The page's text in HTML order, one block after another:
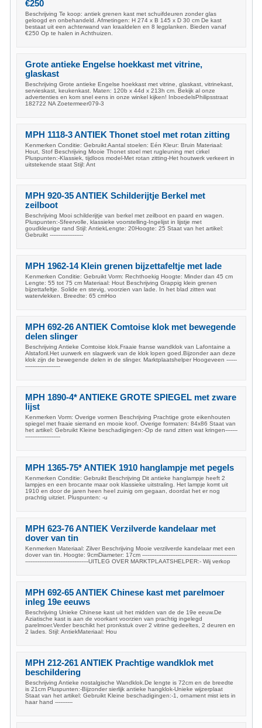
€250
Beschrijving Te koop: antiek grenen kast met schuifdeuren zonder glas
geloogd en onbehandeld. Afmetingen: H 274 x B 145 x D 30 cm De kast
bestaat uit een achterwand van kraaldelen en 8 legplanken. Bieden vanaf
€250 Op te halen in Achthuizen.
Grote antieke Engelse hoekkast met vitrine,
glaskast
Beschrijving Grote antieke Engelse hoekkast met vitrine, glaskast, vitrinekast,
servieskast, keukenkast. Maten: 120b x 44d x 213h cm. Bekijk al onze
advertenties en kom snel eens in onze winkel kijken! InboedelsPhilipsstraat
182722 NA Zoetermeer079-3
MPH 1118-3 ANTIEK Thonet stoel met rotan zitting
Kenmerken Conditie: Gebruikt Aantal stoelen: Eén Kleur: Bruin Materiaal:
Hout, Stof Beschrijving Mooie Thonet stoel met rugleuning met cirkel
Pluspunten:-Klassiek, tijdloos model-Met rotan zitting-Het houtwerk verkeert in
uitstekende staat Stijl: Ant
MPH 920-35 ANTIEK Schilderijtje Berkel met
zeilboot
Beschrijving Mooi schilderijtje van berkel met zeilboot en paard en wagen.
Pluspunten:-Sfeervolle, klassieke voorstelling-Ingelijst in lijstje met
goudkleurige rand Stijl: AntiekLengte: 20Hoogte: 25 Staat van het artikel:
Gebruikt -------------------
MPH 1962-14 Klein grenen bijzettafeltje met lade
Kenmerken Conditie: Gebruikt Vorm: Rechthoekig Hoogte: Minder dan 45 cm
Lengte: 55 tot 75 cm Materiaal: Hout Beschrijving Grappig klein grenen
bijzettafeltje. Solide en stevig, voorzien van lade. In het blad zitten wat
watervlekken. Breedte: 65 cmHoo
MPH 692-26 ANTIEK Comtoise klok met bewegende
delen slinger
Beschrijving Antieke Comtoise klok.Fraaie franse wandklok van Lafontaine a
Alstaforil.Het uurwerk en slagwerk van de klok lopen goed.Bijzonder aan deze
klok zijn de bewegende delen in de slinger. Marktplaatshelper Hoogeveen ------
--------------------
MPH 1890-4* ANTIEKE GROTE SPIEGEL met zware
lijst
Kenmerken Vorm: Overige vormen Beschrijving Prachtige grote eikenhouten
spiegel met fraaie sierrand en mooie koof. Overige formaten: 84x86 Staat van
het artikel: Gebruikt Kleine beschadigingen:-Op de rand zitten wat kringen-------
--------------------
MPH 1365-75* ANTIEK 1910 hanglampje met pegels
Kenmerken Conditie: Gebruikt Beschrijving Dit antieke hanglampje heeft 2
lampjes en een brocante maar ook klassieke uitstraling. Het lampje komt uit
1910 en door de jaren heen heel zuinig om gegaan, doordat het er nog
prachtig uitziet. Pluspunten: -u
MPH 623-76 ANTIEK Verzilverde kandelaar met
dover van tin
Kenmerken Materiaal: Zilver Beschrijving Mooie verzilverde kandelaar met een
dover van tin. Hoogte: 9cmDiameter: 17cm ------------------------------------------------------
------------------------------------UITLEG OVER MARKTPLAATSHELPER:- Wij verkop
MPH 692-65 ANTIEK Chinese kast met parelmoer
inleg 19e eeuws
Beschrijving Unieke Chinese kast uit het midden van de de 19e eeuw.De
Aziatische kast is aan de voorkant voorzien van prachtig ingelegd
parelmoer.Verder beschikt het pronkstuk over 2 vitrine gedeeltes, 2 deuren en
2 lades. Stijl: AntiekMateriaal: Hou
MPH 212-261 ANTIEK Prachtige wandklok met
beschildering
Beschrijving Antieke nostalgische Wandklok.De lengte is 72cm en de breedte
is 21cm Pluspunten:-Bijzonder sierlijk antieke hangklok-Unieke wijzerplaat
Staat van het artikel: Gebruikt Kleine beschadigingen:-1, ornament mist iets in
haar hand ----------